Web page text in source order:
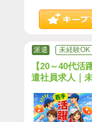
派遣 未経験OK
【20～40代活
遣社員求人｜
83-05-JP）【